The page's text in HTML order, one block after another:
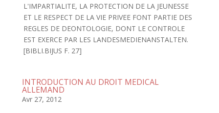
L'IMPARTIALITE, LA PROTECTION DE LA JEUNESSE
ET LE RESPECT DE LA VIE PRIVEE FONT PARTIE DES
REGLES DE DEONTOLOGIE, DONT LE CONTROLE
EST EXERCE PAR LES LANDESMEDIENANSTALTEN.
[BIBLI.BIJUS F. 27]
INTRODUCTION AU DROIT MEDICAL
ALLEMAND
Avr 27, 2012